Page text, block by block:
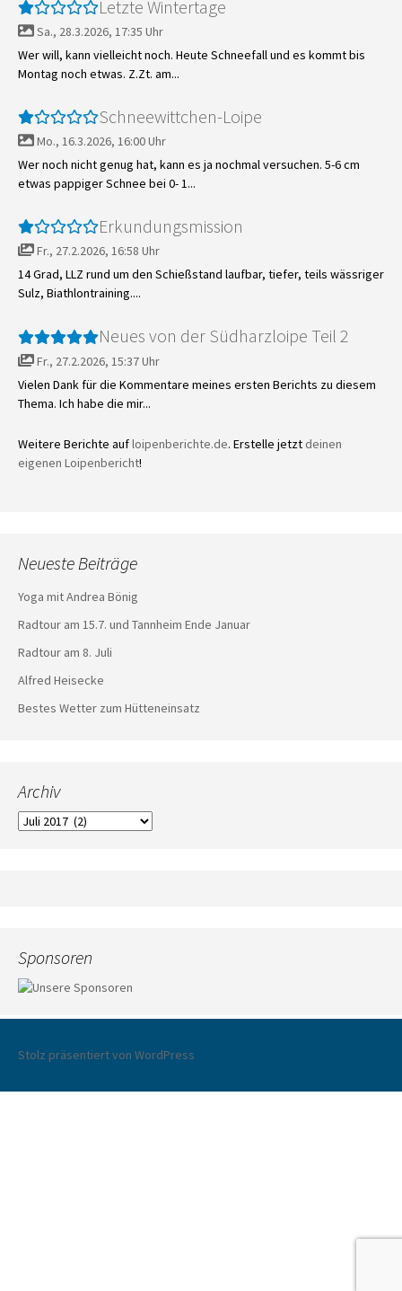
Letzte Wintertage
Sa., 28.3.2026, 17:35 Uhr
Wer will, kann vielleicht noch. Heute Schneefall und es kommt bis
Montag noch etwas. Z.Zt. am...
Schneewittchen-Loipe
Mo., 16.3.2026, 16:00 Uhr
Wer noch nicht genug hat, kann es ja nochmal versuchen. 5-6 cm
etwas pappiger Schnee bei 0- 1...
Erkundungsmission
Fr., 27.2.2026, 16:58 Uhr
14 Grad, LLZ rund um den Schießstand laufbar, tiefer, teils wässriger
Sulz, Biathlontraining....
Neues von der Südharzloipe Teil 2
Fr., 27.2.2026, 15:37 Uhr
Vielen Dank für die Kommentare meines ersten Berichts zu diesem
Thema. Ich habe die mir...
Weitere Berichte aufloipenberichte.de. Erstelle jetzt deinen
eigenen Loipenbericht!
Neueste Beiträge
Yoga mit Andrea Bönig
Radtour am 15.7. und Tannheim Ende Januar
Radtour am 8. Juli
Alfred Heisecke
Bestes Wetter zum Hütteneinsatz
Archiv
Archiv
Sponsoren
Stolz präsentiert von WordPress